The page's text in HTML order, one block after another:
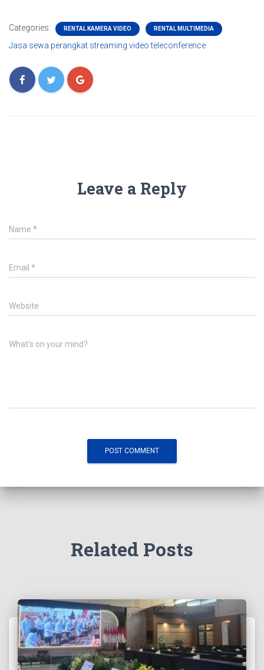
Categories: RENTAL KAMERA VIDEO RENTAL MULTIMEDIA
Jasa sewa perangkat streaming video teleconference
Leave a Reply
Name *
Email *
Website
What's on your mind?
Related Posts